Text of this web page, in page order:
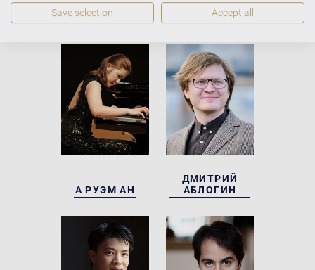
А РУЭМ АН
ДМИТРИЙ
АБЛОГИН
Save selection Accept all